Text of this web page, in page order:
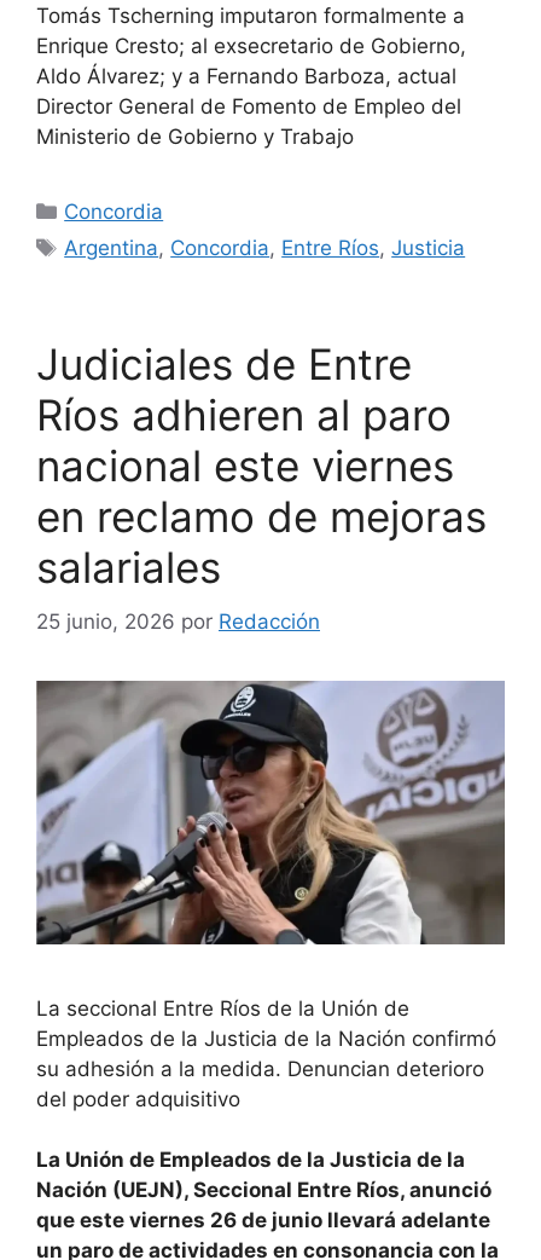
Tomás Tscherning imputaron formalmente a
Enrique Cresto; al exsecretario de Gobierno,
Aldo Álvarez; y a Fernando Barboza, actual
Director General de Fomento de Empleo del
Ministerio de Gobierno y Trabajo
Categorías
Concordia
Etiquetas
Argentina, Concordia, Entre Ríos,Justicia
Judiciales de Entre
Ríos adhieren al paro
nacional este viernes
en reclamo de mejoras
salariales
25 junio, 2026 por Redacción
La seccional Entre Ríos de la Unión de
Empleados de la Justicia de la Nación confirmó
su adhesión a la medida. Denuncian deterioro
del poder adquisitivo
La Unión de Empleados de la Justicia de la
Nación (UEJN), Seccional Entre Ríos, anunció
que este viernes 26 de junio llevará adelante
un paro de actividades en consonancia con la